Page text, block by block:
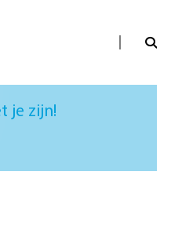
je zijn!